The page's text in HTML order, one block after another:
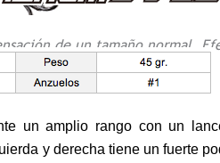
de un tamaño normal.
un amplio rango con un
y derecha tiene un fuerte